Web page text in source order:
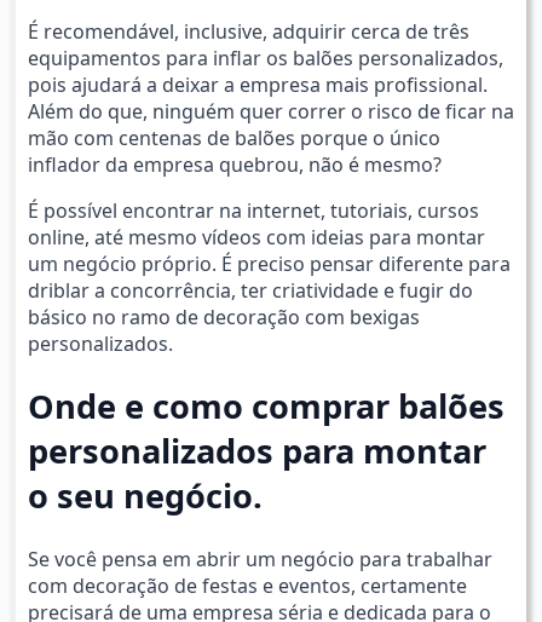
É recomendável, inclusive, adquirir cerca de três
equipamentos para inflar os balões personalizados,
pois ajudará a deixar a empresa mais profissional.
Além do que, ninguém quer correr o risco de ficar na
mão com centenas de balões porque o único
inflador da empresa quebrou, não é mesmo?
É possível encontrar na internet, tutoriais, cursos
online, até mesmo vídeos com ideias para montar
um negócio próprio. É preciso pensar diferente para
driblar a concorrência, ter criatividade e fugir do
básico no ramo de decoração com bexigas
personalizados.
Onde e como comprar balões
personalizados para montar
o seu negócio.
Se você pensa em abrir um negócio para trabalhar
com decoração de festas e eventos, certamente
precisará de uma empresa séria e dedicada para o